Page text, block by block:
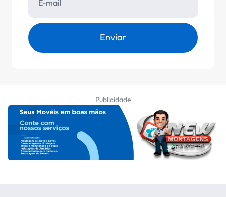
Enviar
Publicidade